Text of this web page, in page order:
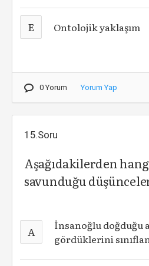
E Ontolojik yaklaşım
0 Yorum Yorum Yap
15.Soru
Aşağıdakilerden
savunduğu
A
İnsanoğlu doğduğu
gördüklerini